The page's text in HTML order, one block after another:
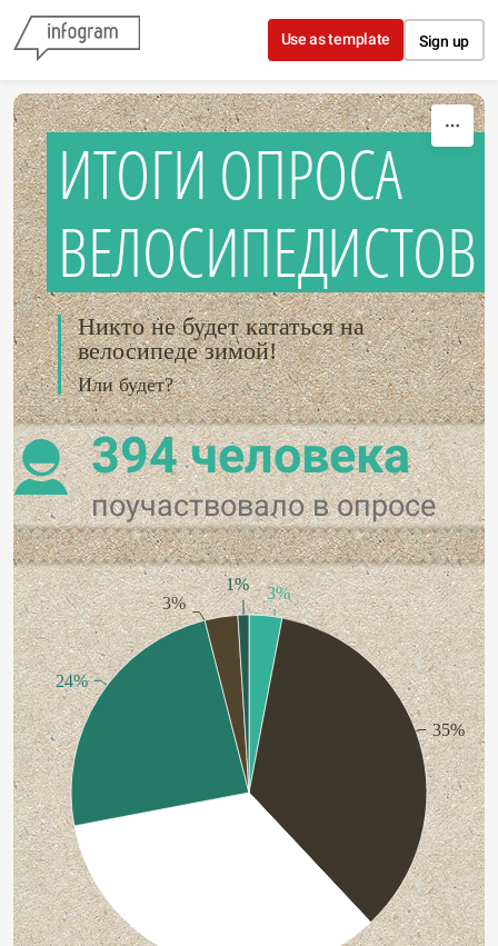
Skip to content
Use as template Sign up
ИТОГИ ОПРОСА
ВЕЛОСИПЕДИСТОВ
Никто не будет кататься на
велосипеде зимой!
Или будет?
394 человека
поучаствовало в опросе
3%
35%
24%
3%
1%